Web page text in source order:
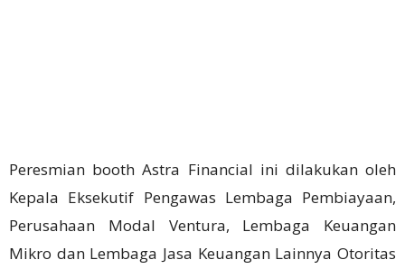
Peresmian booth Astra Financial ini dilakukan oleh
Kepala Eksekutif Pengawas Lembaga Pembiayaan,
Perusahaan Modal Ventura, Lembaga Keuangan
Mikro dan Lembaga Jasa Keuangan Lainnya Otoritas